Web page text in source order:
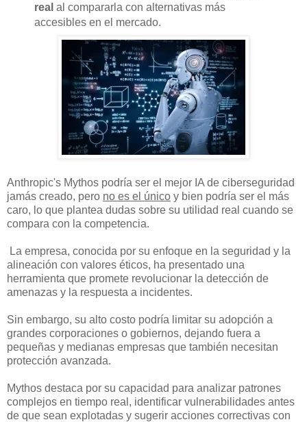
real al compararla con alternativas más
accesibles en el mercado.
Anthropic's Mythos podría ser el mejor IA de ciberseguridad
jamás creado, pero no es el único y bien podría ser el más
caro, lo que plantea dudas sobre su utilidad real cuando se
compara con la competencia.
La empresa, conocida por su enfoque en la seguridad y la
alineación con valores éticos, ha presentado una
herramienta que promete revolucionar la detección de
amenazas y la respuesta a incidentes.
Sin embargo, su alto costo podría limitar su adopción a
grandes corporaciones o gobiernos, dejando fuera a
pequeñas y medianas empresas que también necesitan
protección avanzada.
Mythos destaca por su capacidad para analizar patrones
complejos en tiempo real, identificar vulnerabilidades antes
de que sean explotadas y sugerir acciones correctivas con